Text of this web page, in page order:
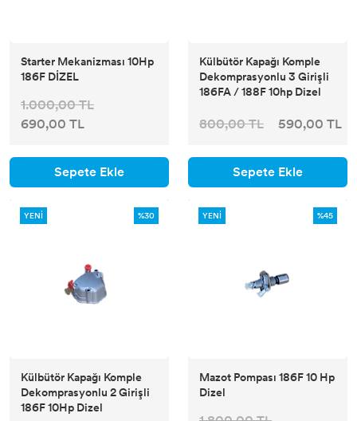
Starter Mekanizması 10Hp
186F DİZEL
1.000,00 TL
690,00 TL
Sepete Ekle
Külbütör Kapağı Komple
Dekomprasyonlu 3 Girişli
186FA / 188F 10hp Dizel
800,00 TL 590,00 TL
Sepete Ekle
YENİ %30
Külbütör Kapağı Komple
Dekomprasyonlu 2 Girişli
186F 10Hp Dizel
YENİ %45
Mazot Pompası 186F 10 Hp
Dizel